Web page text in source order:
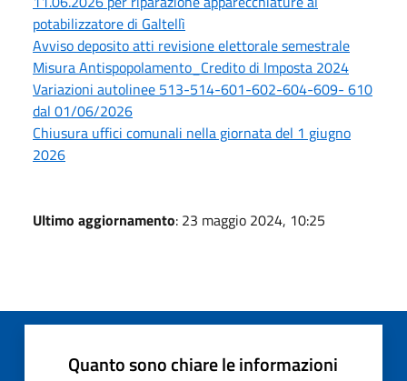
potabilizzatore di Galtellì
Avviso deposito atti revisione elettorale semestrale
Misura Antispopolamento_Credito di Imposta 2024
Variazioni autolinee 513-514-601-602-604-609- 610
dal 01/06/2026
Chiusura uffici comunali nella giornata del 1 giugno
2026
Ultimo aggiornamento: 23 maggio 2024, 10:25
Quanto sono chiare le informazioni